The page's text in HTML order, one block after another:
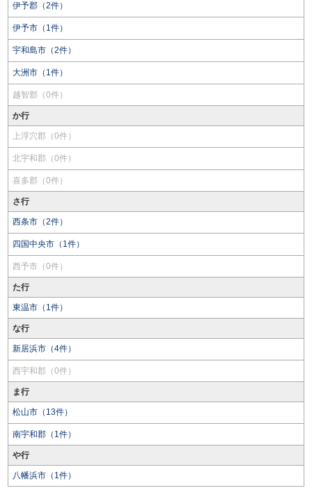
伊予郡（2件）
伊予市（1件）
宇和島市（2件）
大洲市（1件）
越智郡（0件）
か行
上浮穴郡（0件）
北宇和郡（0件）
喜多郡（0件）
さ行
西条市（2件）
四国中央市（1件）
西予市（0件）
た行
東温市（1件）
な行
新居浜市（4件）
西宇和郡（0件）
ま行
松山市（13件）
南宇和郡（1件）
や行
八幡浜市（1件）